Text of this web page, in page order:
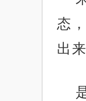
态
出